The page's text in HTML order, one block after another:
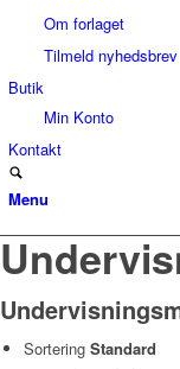
Om forlaget
Tilmeld nyhedsbrev
Butik
Min Konto
Kontakt
Menu
Sortering Standard